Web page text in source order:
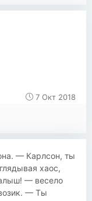
7 Окт 2018
— Карлсон, ты
хаос,
— весело
— Ты